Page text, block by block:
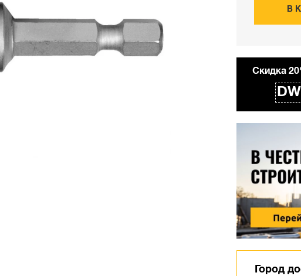
В
Cкидка
Город